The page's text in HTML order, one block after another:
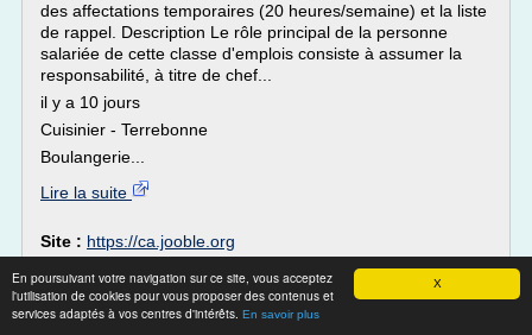
X
En poursuivant votre navigation sur ce site, vous acceptez
l'utilisation de cookies pour vous proposer des contenus et
services adaptés à vos centres d'intérêts. En savoir plus
des affectations temporaires (20 heures/semaine) et la liste
de rappel. Description Le rôle principal de la personne
salariée de cette classe d'emplois consiste à assumer la
responsabilité, à titre de chef...
il y a 10 jours
Cuisinier - Terrebonne
Boulangerie...
Lire la suite
Site : https://ca.jooble.org
cuisinier offre d'emploi
montreal/recherche d'offres d'emploi montreal
service d
aide a la recherche d emploi/